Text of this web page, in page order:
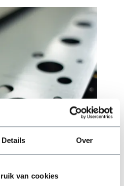
Details Over
van cookies